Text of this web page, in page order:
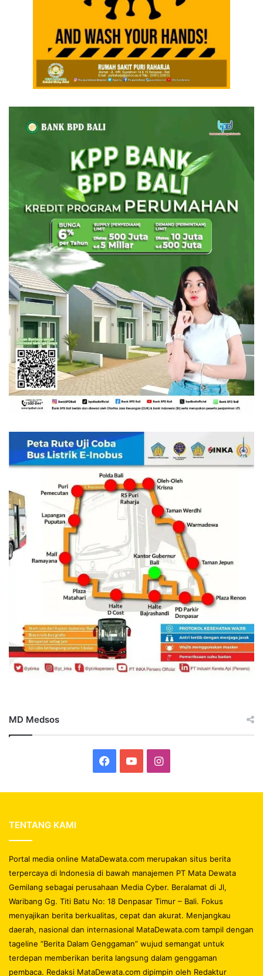
MD Medsos
Facebook
YouTubeInstagram
TENTANG KAMI
Portal media online MataDewata.com merupakan situs berita
terpercaya di Indonesia di bawah manajemen PT Mata Dewata
Gemilang sebagai perusahaan Media Cyber. Beralamat di Jl,
Waribang Gg. Titi Batu No: 18 Denpasar Timur – Bali. Fokus
menyajikan berita berkualitas, cepat dan akurat. Menjangkau
daerah, nasional dan internasional MataDewata.com tampil dengan
tageline “Berita Dalam Genggaman” wujud semangat untuk
terdepan memberikan berita langsung dalam genggaman
pembaca. Redaksi MataDewata.com dipimpin oleh Redaktur